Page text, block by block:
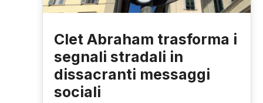
Clet Abraham trasforma i
segnali stradali in
dissacranti messaggi
sociali